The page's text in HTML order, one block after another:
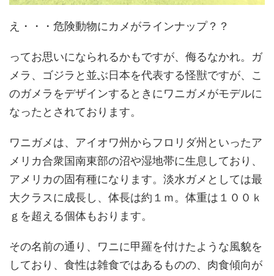
え・・・危険動物にカメがラインナップ？？
ってお思いになられるかもですが、侮るなかれ。ガ
メラ、ゴジラと並ぶ日本を代表する怪獣ですが、こ
のガメラをデザインするときにワニガメがモデルに
なったとされております。
ワニガメは、アイオワ州からフロリダ州といったア
メリカ合衆国南東部の沼や湿地帯に生息しており、
アメリカの固有種になります。淡水ガメとしては最
大クラスに成長し、体長は約１ｍ。体重は１００ｋ
ｇを超える個体もおります。
その名前の通り、ワニに甲羅を付けたような風貌を
しており、食性は雑食ではあるものの、肉食傾向が